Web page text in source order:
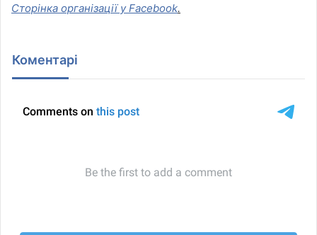
Сторінка організації у Facebook.
Коментарі